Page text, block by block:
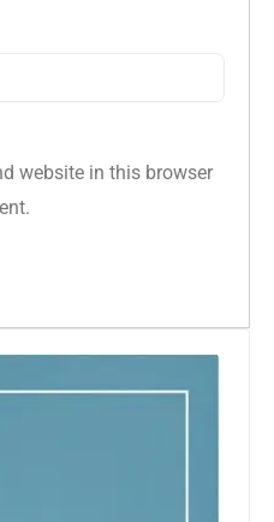
website in this browser